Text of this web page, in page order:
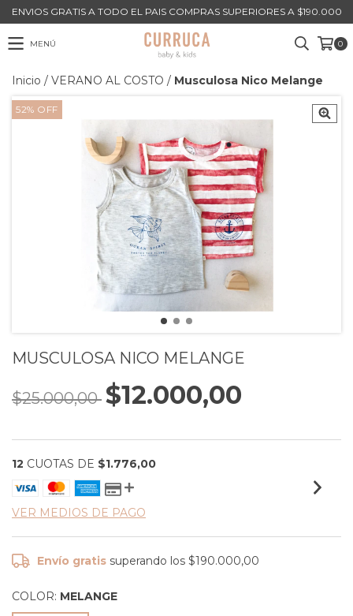
ENVIOS GRATIS A TODO EL PAIS COMPRAS SUPERIORES A $190.000
MENÚ 0
Inicio / VERANO AL COSTO / Musculosa Nico Melange
52% OFF
MUSCULOSA NICO MELANGE
$25.000,00 $12.000,00
12 CUOTAS DE $1.776,00
VER MEDIOS DE PAGO
Envío gratis superando los$190.000,00
COLOR: MELANGE